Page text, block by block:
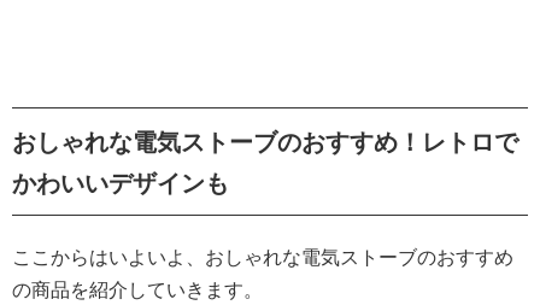
おしゃれな電気ストーブのおすすめ！レトロで
かわいいデザインも
ここからはいよいよ、おしゃれな電気ストーブのおすすめ
の商品を紹介していきます。